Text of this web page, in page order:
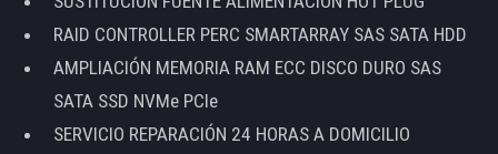
RAID CONTROLLER PERC SMARTARRAY SAS SATA HDD
AMPLIACIÓN MEMORIA RAM ECC DISCO DURO SAS
SATA SSD NVMe PCIe
SERVICIO REPARACIÓN 24 HORAS A DOMICILIO